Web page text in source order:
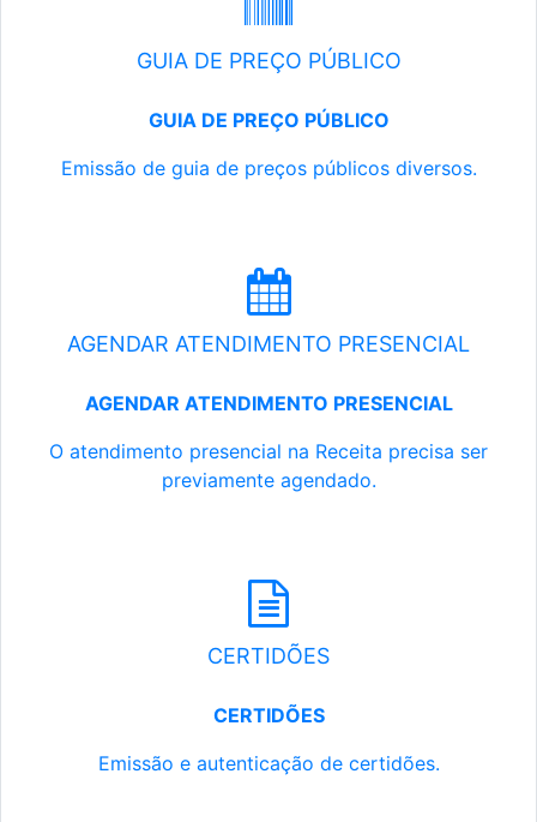
GUIA DE PREÇO PÚBLICO
GUIA DE PREÇO PÚBLICO
Emissão de guia de preços públicos diversos.
AGENDAR ATENDIMENTO PRESENCIAL
AGENDAR ATENDIMENTO PRESENCIAL
O atendimento presencial na Receita precisa ser
previamente agendado.
CERTIDÕES
CERTIDÕES
Emissão e autenticação de certidões.